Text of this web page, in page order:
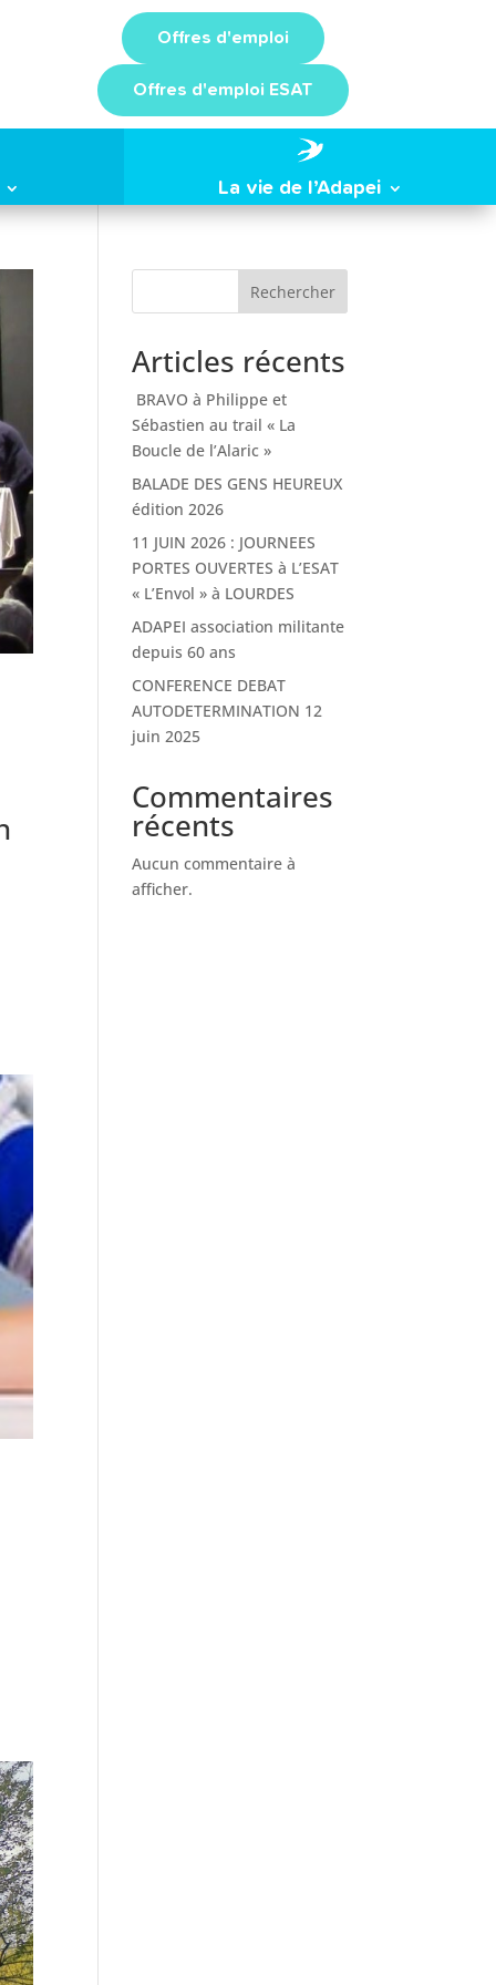
Offres d'emploi
Offres d'emploi ESAT
La vie de l’Adapei
Rechercher
Articles récents
BRAVO à Philippe et
Sébastien au trail « La
Boucle de l’Alaric »
BALADE DES GENS HEUREUX
édition 2026
11 JUIN 2026 : JOURNEES
PORTES OUVERTES à L’ESAT
« L’Envol » à LOURDES
ADAPEI association militante
depuis 60 ans
CONFERENCE DEBAT
AUTODETERMINATION 12
juin 2025
Commentaires
récents
Aucun commentaire à
afficher.